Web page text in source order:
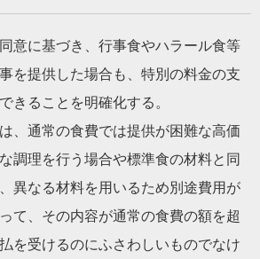
意に基づき、行事食やハラール食等
を提供した場合も、特別の料金の支
きることを明確化する。
、通常の食費では提供が困難な高価
調理を行う場合や標準食の材料と同
異なる材料を用いるため別 途費用が
て、その内容が通常の食費の額を超
を受けるのにふさわしいものでなけ